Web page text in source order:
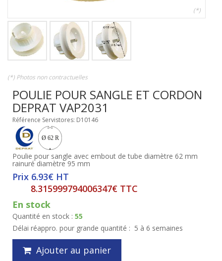
(*)
(*) Photos non contractuelles
POULIE POUR SANGLE ET CORDON
DEPRAT VAP2031
Référence Servistores: D10146
Poulie pour sangle avec embout de tube diamètre 62 mm
rainuré diamètre 95 mm
Prix 6.93€ HT
8.315999794006347€ TTC
En stock
Quantité en stock : 55
Délai réappro. pour grande quantité : 5 à 6 semaines
Ajouter au panier